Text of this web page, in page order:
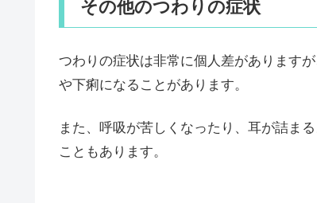
その他のつわりの症状
つわりの症状は非常に個人差があります
や下痢になることがあります。
また、呼吸が苦しくなったり、耳が詰ま
こともあります。